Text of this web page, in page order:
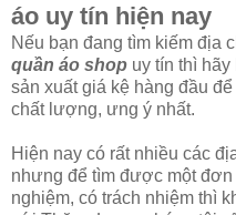
áo uy tín hiện nay
Nếu bạn đang tìm kiếm địa
quần áo shop uy tín thì
sản xuất giá kệ hàng đầu
chất lượng, ưng ý nhất.
Hiện nay có rất nhiều các
nhưng để tìm được một
nghiệm, có trách nhiệm thì